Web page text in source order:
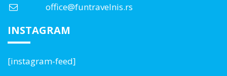
office@funtravelnis.rs
INSTAGRAM
[instagram-feed]